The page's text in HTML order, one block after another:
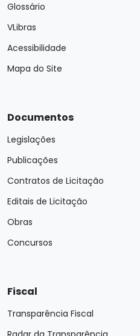
Glossário
VLibras
Acessibilidade
Mapa do Site
Documentos
Legislações
Publicações
Contratos de Licitação
Editais de Licitação
Obras
Concursos
Fiscal
Transparência Fiscal